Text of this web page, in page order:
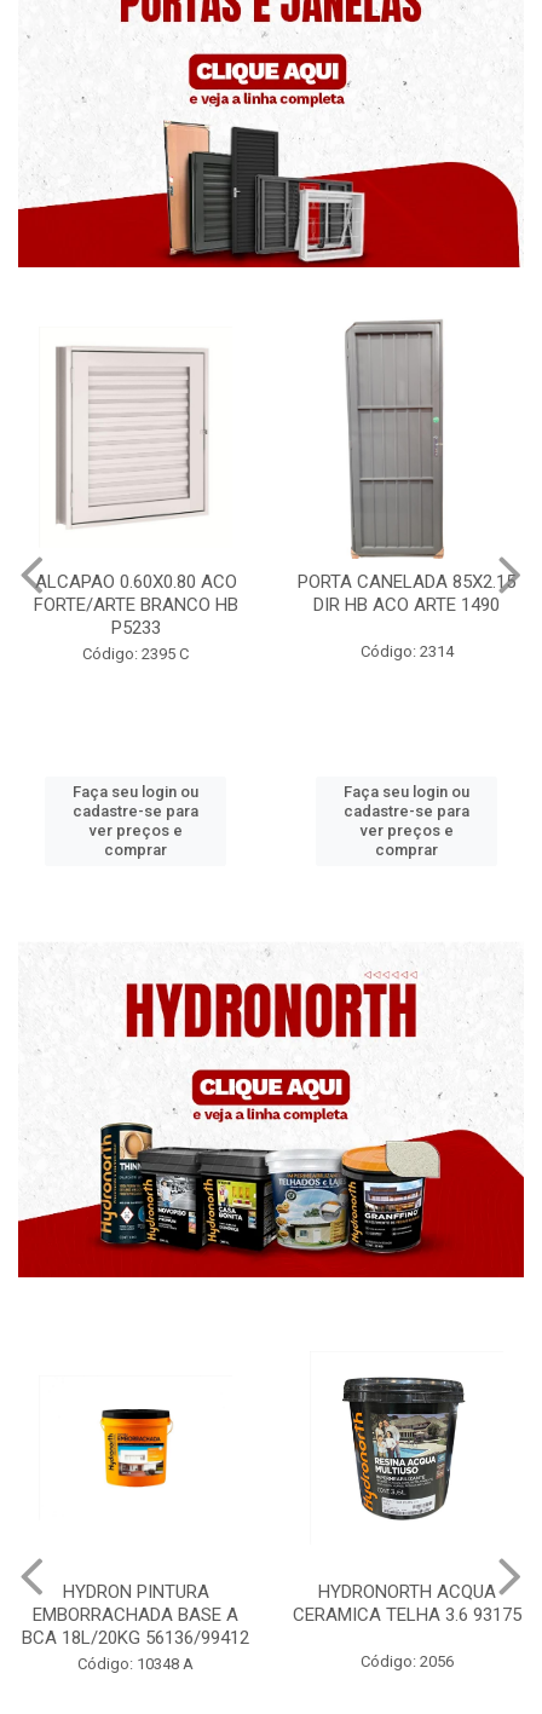
ALCAPAO 0.60X0.80 ACO
FORTE/ARTE BRANCO HB
P5233
Código: 2395 C
Faça seu login ou
cadastre-se para
ver preços e
comprar
PORTA CANELADA 85X2.15
DIR HB ACO ARTE 1490
Código: 2314
Faça seu login ou
cadastre-se para
ver preços e
comprar
HYDRON PINTURA
EMBORRACHADA BASE A
BCA 18L/20KG 56136/99412
Código: 10348 A
HYDRONORTH ACQUA
CERAMICA TELHA 3.6 93175
Código: 2056